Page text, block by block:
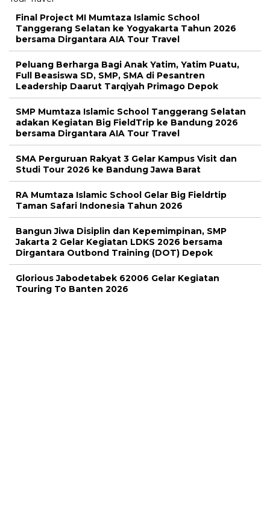
Final Project MI Mumtaza Islamic School
Tanggerang Selatan ke Yogyakarta Tahun 2026
bersama Dirgantara AIA Tour Travel
Peluang Berharga Bagi Anak Yatim, Yatim Puatu,
Full Beasiswa SD, SMP, SMA di Pesantren
Leadership Daarut Tarqiyah Primago Depok
SMP Mumtaza Islamic School Tanggerang Selatan
adakan Kegiatan Big FieldTrip ke Bandung 2026
bersama Dirgantara AIA Tour Travel
SMA Perguruan Rakyat 3 Gelar Kampus Visit dan
Studi Tour 2026 ke Bandung Jawa Barat
RA Mumtaza Islamic School Gelar Big Fieldrtip
Taman Safari Indonesia Tahun 2026
Bangun Jiwa Disiplin dan Kepemimpinan, SMP
Jakarta 2 Gelar Kegiatan LDKS 2026 bersama
Dirgantara Outbond Training (DOT) Depok
Glorious Jabodetabek 62006 Gelar Kegiatan
Touring To Banten 2026